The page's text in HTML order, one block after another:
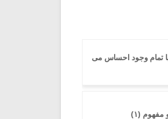
تمام وجود احساس می
(۱)